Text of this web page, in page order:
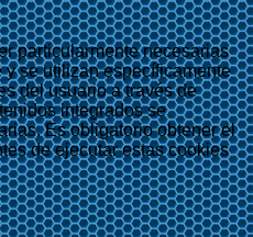
particularmente necesarias
se utilizan específicamente
del usuario a través de
integrados se
Es obligatorio obtener el
de ejecutar estas cookies